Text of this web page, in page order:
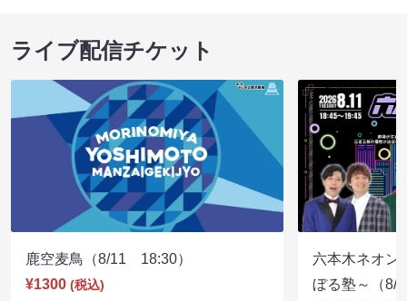
ライブ配信チケット
鹿空麦鳥（8/11 18:30）
¥1300 (税込)
六本木ネオン
ぼる塾～（